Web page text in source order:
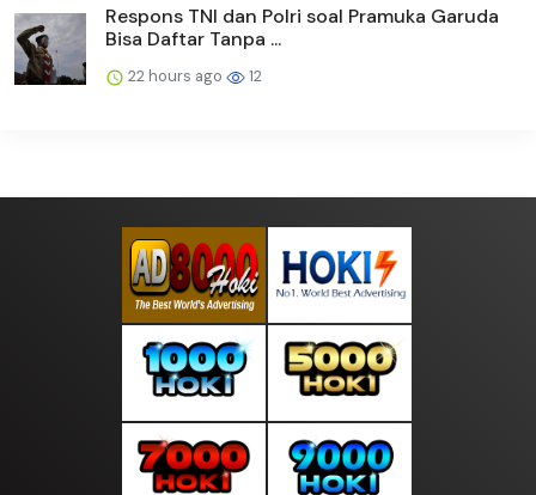
Respons TNI dan Polri soal Pramuka Garuda
Bisa Daftar Tanpa ...
22 hours ago 12